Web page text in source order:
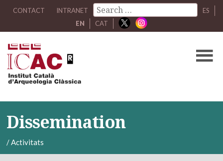
CONTACT INTRANET
ES
EN
CAT
Dissemination
/Activitats